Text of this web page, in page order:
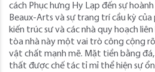
cách Phục hưng Hy Lạp đến sự
Beaux-Arts và sự trang trí cầu kỳ
kiến ​​trúc sư và các nhà quy hoạch
tòa nhà này một vai trò công cộng
vật chất mạnh mẽ. Mặt tiền bằng
thất được chế tác tỉ mỉ thể hiện sự